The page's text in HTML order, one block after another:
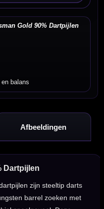
Gold 90% Dartpijlen
balans
Afbeeldingen
Dartpijlen
zijn steeltip darts
barrel zoeken met